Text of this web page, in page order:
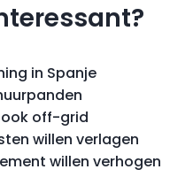
in Spanje
off-grid
willen verlagen
willen verhogen